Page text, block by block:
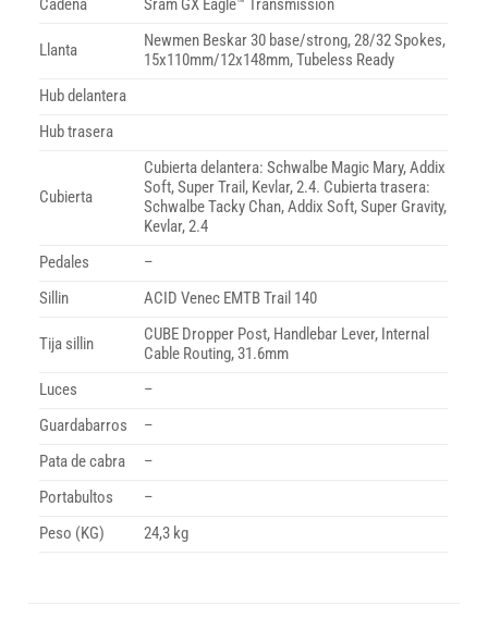
Cadena Sram GX Eagle™ Transmission
Llanta
Newmen Beskar 30 base/strong, 28/32 Spokes,
15x110mm/12x148mm, Tubeless Ready
Hub delantera
Hub trasera
Cubierta
Cubierta delantera: Schwalbe Magic Mary, Addix
Soft, Super Trail, Kevlar, 2.4. Cubierta trasera:
Schwalbe Tacky Chan, Addix Soft, Super Gravity,
Kevlar, 2.4
Pedales
–
Sillin
ACID Venec EMTB Trail 140
Tija sillin
CUBE Dropper Post, Handlebar Lever, Internal
Cable Routing, 31.6mm
Luces
–
Guardabarros
–
Pata de cabra
–
Portabultos
–
Peso (KG)
24,3 kg